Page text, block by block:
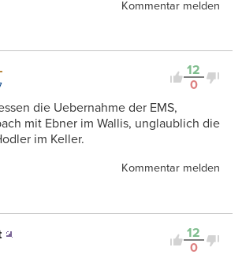
Kommentar melden
12
0
die Uebernahme der EMS,
mit Ebner im Wallis, unglaublich die
im Keller.
Kommentar melden
12
0